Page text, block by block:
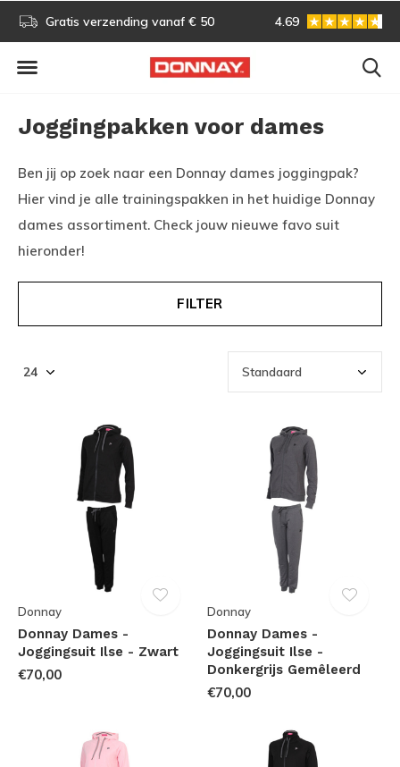
Gratis verzending vanaf € 50 Gratis omruilen
4.69
Joggingpakken voor dames
Ben jij op zoek naar een Donnay dames joggingpak?
Hier vind je alle trainingspakken in het huidige Donnay
dames assortiment. Check jouw nieuwe favo suit
hieronder!
FILTER
Donnay
Donnay Dames -
Joggingsuit Ilse - Zwart
€70,00
Donnay
Donnay Dames -
Joggingsuit Ilse -
Donkergrijs Gemêleerd
€70,00